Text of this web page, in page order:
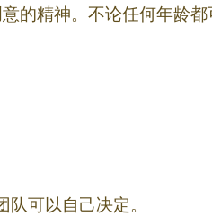
的精神。不论任何年龄
可以自己决定。